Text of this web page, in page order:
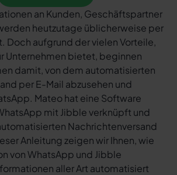
an Kunden, Geschäftspartner
heutzutage üblicherweise per
Doch aufgrund der vielen Vorteile,
Unternehmen bietet, beginnen
damit, von dem automatisierten
per E-Mail abzusehen und
Mateo hat eine Software
mit Jibble verknüpft und
Nachrichtenversand
Anleitung zeigen wir Ihnen, wie
von WhatsApp und Jibble
aller Art automatisiert